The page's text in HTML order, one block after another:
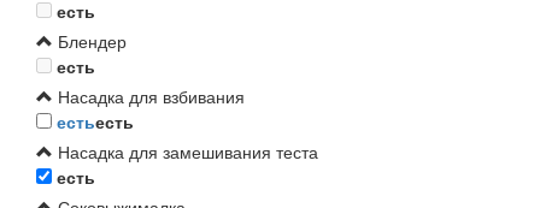
есть
Блендер
есть
Насадка для взбивания
естьесть
Насадка для замешивания теста
есть